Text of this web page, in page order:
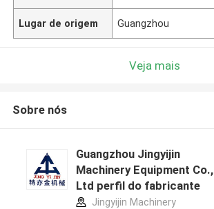
Lugar de origem Guangzhou
Veja mais
Sobre nós
Guangzhou Jingyijin
Machinery Equipment Co.,
Ltd perfil do fabricante
Jingyijin Machinery